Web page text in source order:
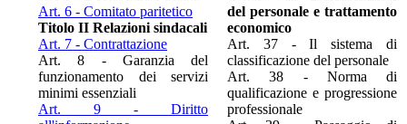
Art. 6 - Comitato paritetico
Titolo II Relazioni sindacali
Art. 7 - Contrattazione
Art. 8 - Garanzia del
funzionamento dei servizi
minimi essenziali
Art. 9 - Diritto
del personale e trattamento
economico
Art. 37 - Il sistema di
classificazione del personale
Art. 38 - Norma di
qualificazione e progressione
professionale